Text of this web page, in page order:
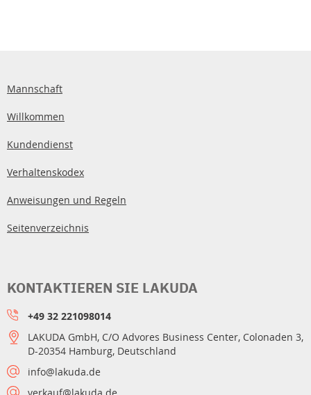
Mannschaft
Willkommen
Kundendienst
Verhaltenskodex
Anweisungen und Regeln
Seitenverzeichnis
KONTAKTIEREN SIE LAKUDA
+49 32 221098014
LAKUDA GmbH, C/O Advores Business Center, Colonaden 3,
D-20354 Hamburg, Deutschland
info@lakuda.de